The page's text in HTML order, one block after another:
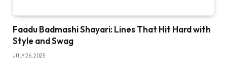
Faadu Badmashi Shayari: Lines That Hit Hard with
Style and Swag
JULY 26, 2025